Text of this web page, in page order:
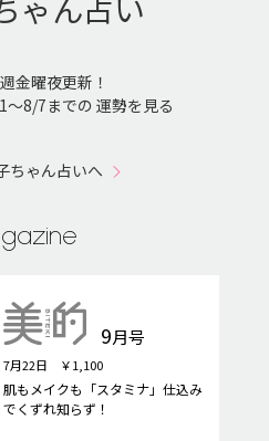
ゃん占い
金曜夜更新！
〜8/7までの 運勢を見る
ちゃん占いへ
9月号
7月22日 ￥1,100
肌もメイクも「スタミナ」仕込み
でくずれ知らず！